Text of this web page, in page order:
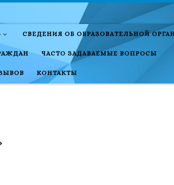
СВЕДЕНИЯ ОБ ОБРАЗОВАТЕЛЬНОЙ
ЧАСТО ЗАДАВАЕМЫЕ ВОПРОСЫ
КОНТАКТЫ